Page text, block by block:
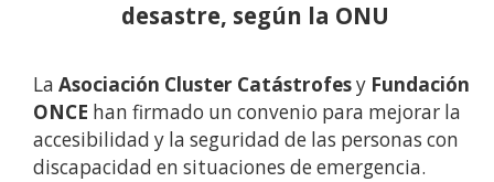
desastre, según la ONU
La Asociación Cluster Catástrofesy Fundación
ONCE han firmado un convenio para mejorar la
accesibilidad y la seguridad de las personas con
discapacidad en situaciones de emergencia.